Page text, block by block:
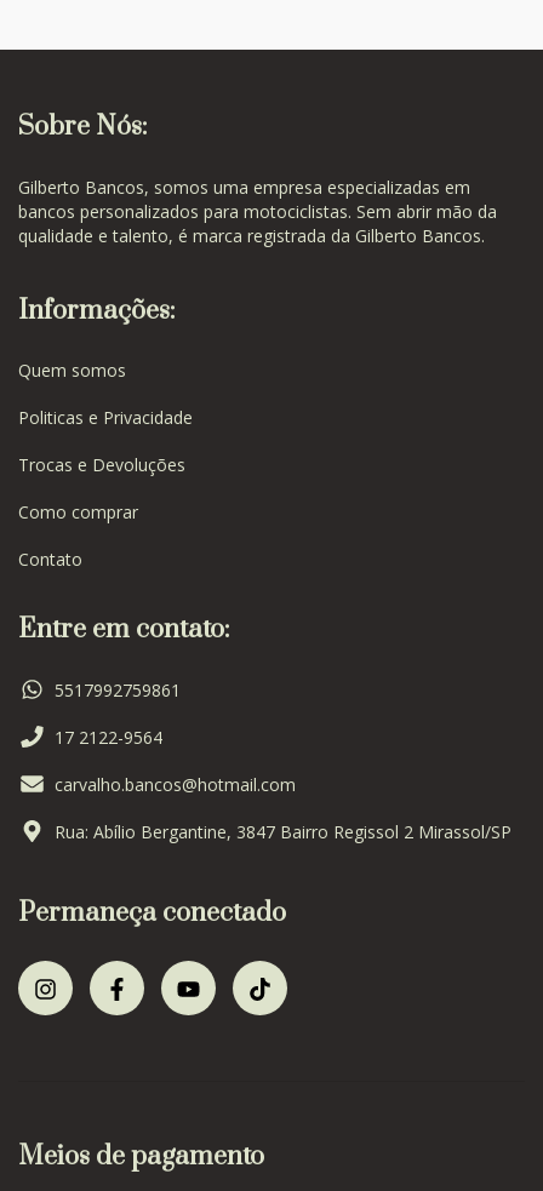
Sobre Nós:
Gilberto Bancos, somos uma empresa especializadas em
bancos personalizados para motociclistas. Sem abrir mão da
qualidade e talento, é marca registrada da Gilberto Bancos.
Informações:
Quem somos
Politicas e Privacidade
Trocas e Devoluções
Como comprar
Contato
Entre em contato:
5517992759861
17 2122-9564
carvalho.bancos@hotmail.com
Rua: Abílio Bergantine, 3847 Bairro Regissol 2 Mirassol/SP
Permaneça conectado
Meios de pagamento